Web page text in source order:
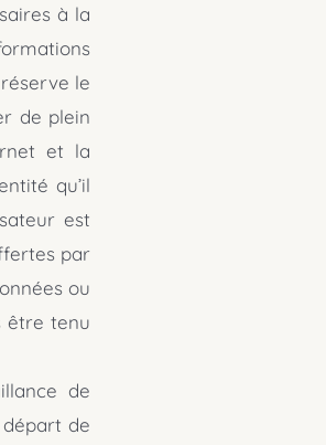
à la
le
de plein
et la
qu’il
est
par
ou
être tenu
de
de